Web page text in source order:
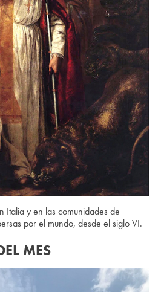
Italia y en las comunidades de
por el mundo, desde el siglo VI.
MES